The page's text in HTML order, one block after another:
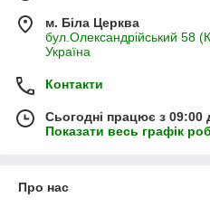
м. Біла Церква
бул.Олександрійський 58
Україна
Контакти
Сьогодні працює з 09:00
Показати весь графік
Про нас